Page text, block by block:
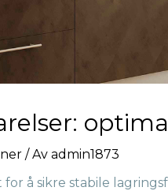
/ Av admin1873
å sikre stabile